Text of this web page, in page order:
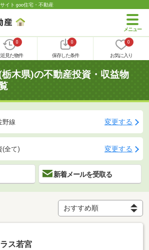
イト goo住宅・不動産
0
見た物件
0
保存した条件
0
お気に入り
木県)の不動産投資・収益物
野線 変更する
(全て) 変更する
新着メールを受取る
ス若宮